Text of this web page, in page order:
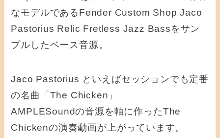
なモデルであるFender Custom Shop Jaco
Pastorius Relic Fretless Jazz Bassをサン
プルしたベース音源。
Jaco Pastorius といえばセッションでも定番
の名曲「The Chicken」
AMPLESoundの音源を軸に作ったThe
Chickenの演奏動画が上がっています。